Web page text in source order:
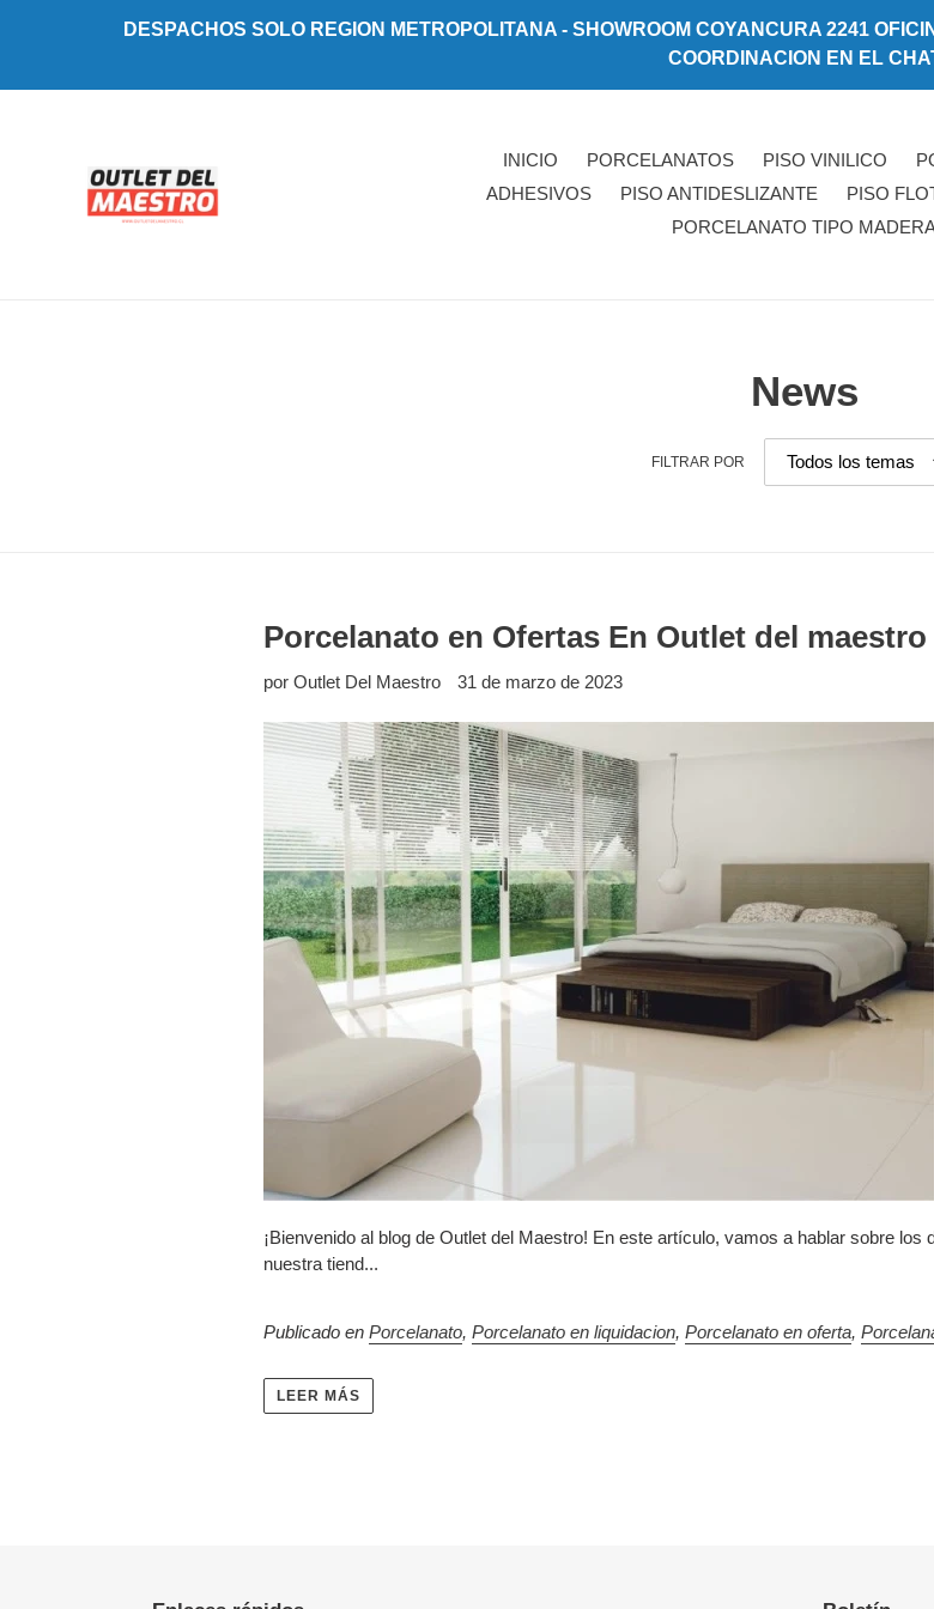
contenido
DESPACHOS SOLO REGION METROPOLITANA - SHOWROOM COYANCURA 2241
COORDINACION EN EL
INICIO PORCELANATOS PISO VINILICO
ADHESIVOS
PISO ANTIDESLIZANTE PISO
PORCELANATO TIPO
News
FILTRAR POR
Porcelanato en Ofertas En Outlet del maestro
por Outlet Del Maestro 31 de marzo de 2023
¡Bienvenido al blog de Outlet del Maestro! En este artículo, vamos a hablar sobre
nuestra tiend...
Publicado enPorcelanato,Porcelanato en liquidacion,Porcelanato en oferta,
LEER MÁS